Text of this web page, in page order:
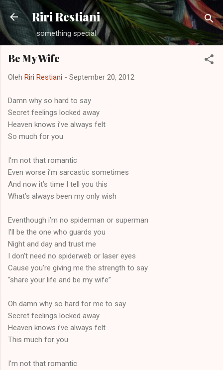
Langsung ke konten utama
Riri Restiani
something special
Be My Wife
Oleh Riri Restiani - September 20, 2012
Damn why so hard to say
Secret feelings locked away
Heaven knows i’ve always felt
So much for you
I’m not that romantic
Even worse i’m sarcastic sometimes
And now it’s time I tell you this
What’s always been my only wish
Eventhough i’m no spiderman or superman
I’ll be the one who guards you
Night and day and trust me
I don’t need no spiderweb or laser eyes
Cause you’re giving me the strength to say
“share your life and be my wife”
Oh damn why so hard for me to say
Secret feelings locked away
Heaven knows i’ve always felt
This much for you
I’m not that romantic